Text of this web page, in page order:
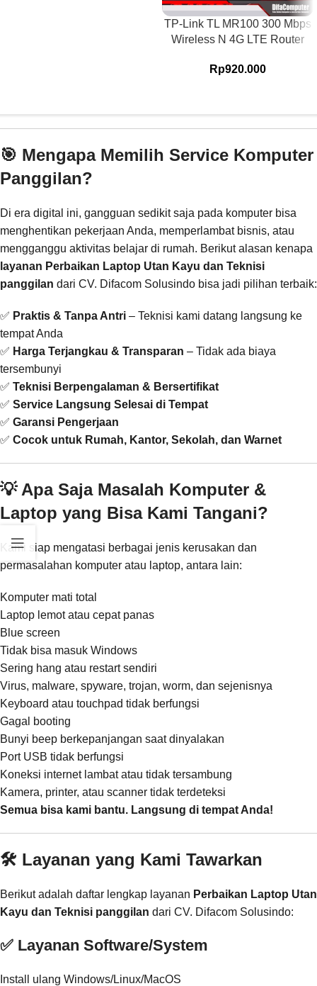
TP-Link TL MR100 300 Mbps
Wireless N 4G LTE Router
Rp920.000
🎯 Mengapa Memilih Service Komputer
Panggilan?
Di era digital ini, gangguan sedikit saja pada komputer bisa
menghentikan pekerjaan Anda, memperlambat bisnis, atau
mengganggu aktivitas belajar di rumah. Berikut alasan kenapa
layanan Perbaikan Laptop Utan Kayu dan Teknisi
panggilan dari CV. Difacom Solusindo bisa jadi pilihan terbaik:
✅ Praktis & Tanpa Antri – Teknisi kami datang langsung ke
tempat Anda
✅ Harga Terjangkau & Transparan – Tidak ada biaya
tersembunyi
✅ Teknisi Berpengalaman & Bersertifikat
✅ Service Langsung Selesai di Tempat
✅ Garansi Pengerjaan
✅ Cocok untuk Rumah, Kantor, Sekolah, dan Warnet
💡 Apa Saja Masalah Komputer &
Laptop yang Bisa Kami Tangani?
Kami siap mengatasi berbagai jenis kerusakan dan
permasalahan komputer atau laptop, antara lain:
Komputer mati total
Laptop lemot atau cepat panas
Blue screen
Tidak bisa masuk Windows
Sering hang atau restart sendiri
Virus, malware, spyware, trojan, worm, dan sejenisnya
Keyboard atau touchpad tidak berfungsi
Gagal booting
Bunyi beep berkepanjangan saat dinyalakan
Port USB tidak berfungsi
Koneksi internet lambat atau tidak tersambung
Kamera, printer, atau scanner tidak terdeteksi
Semua bisa kami bantu. Langsung di tempat Anda!
🛠️ Layanan yang Kami Tawarkan
Berikut adalah daftar lengkap layanan Perbaikan Laptop Utan
Kayu dan Teknisi panggilan dari CV. Difacom Solusindo:
✅ Layanan Software/System
Install ulang Windows/Linux/MacOS